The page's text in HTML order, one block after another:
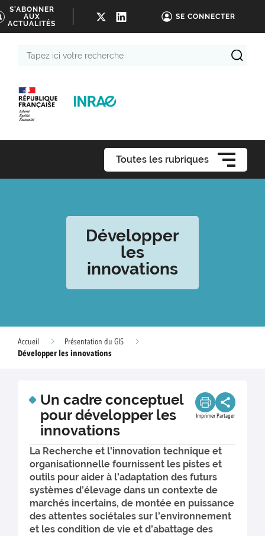
S'ABONNER
AUX
ACTUALITÉS
SE CONNECTER
Toutes les rubriques
Développer
les
innovations
Accueil
Présentation du GIS
Développer les innovations
Un cadre conceptuel
pour développer les
innovations
Imprimer Partager
La Recherche et l’innovation technique et
organisationnelle fournissent les pistes et
outils pour aider à l’adaptation des futurs
systèmes d’élevage dans un contexte de
marchés incertains, de montée en puissance
des attentes sociétales sur l’environnement
et les condition de vie et d’abattage des